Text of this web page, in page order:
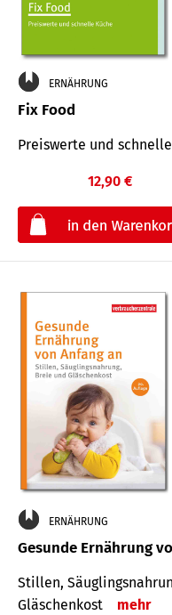
ERNÄHRUNG
Fix Food
Preiswerte und
12,90 €
ERNÄHRUNG
Gesunde Ernährung
Stillen,
Gläschenkost
mehr